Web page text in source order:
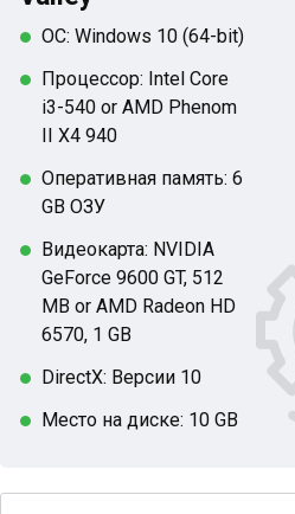
ОС: Windows 10 (64-bit)
Процессор: Intel Core
i3-540 or AMD Phenom
II X4 940
Оперативная память: 6
GB ОЗУ
Видеокарта: NVIDIA
GeForce 9600 GT, 512
MB or AMD Radeon HD
6570, 1 GB
DirectX: Версии 10
Место на диске: 10 GB